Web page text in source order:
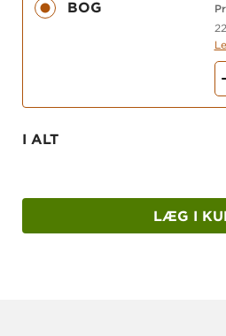
BOG
I ALT
LÆG I